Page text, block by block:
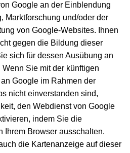
Google an der Einblendung
Marktforschung und/oder der
von Google-Websites. Ihnen
gegen die Bildung dieser
sich für dessen Ausübung an
Sie mit der künftigen
Google im Rahmen der
nicht einverstanden sind,
den Webdienst von Google
indem Sie die
Ihrem Browser ausschalten.
die Kartenanzeige auf dieser